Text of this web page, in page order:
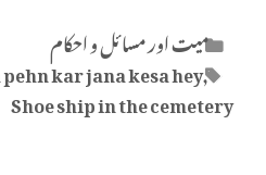
Categories
میت اور مسائل و احکام
Tags
kar jana kesa hey,
Shoe ship in the cemetery